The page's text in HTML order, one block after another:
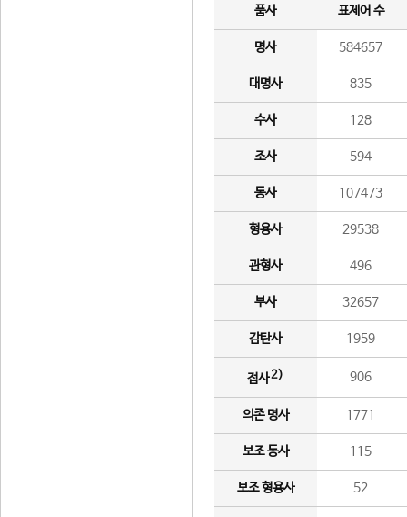
품사 표제어 수
명사 584657
대명사 835
수사 128
조사 594
동사 107473
형용사 29538
관형사 496
부사 32657
감탄사 1959
접사2) 906
의존 명사 1771
보조 동사 115
보조 형용사 52